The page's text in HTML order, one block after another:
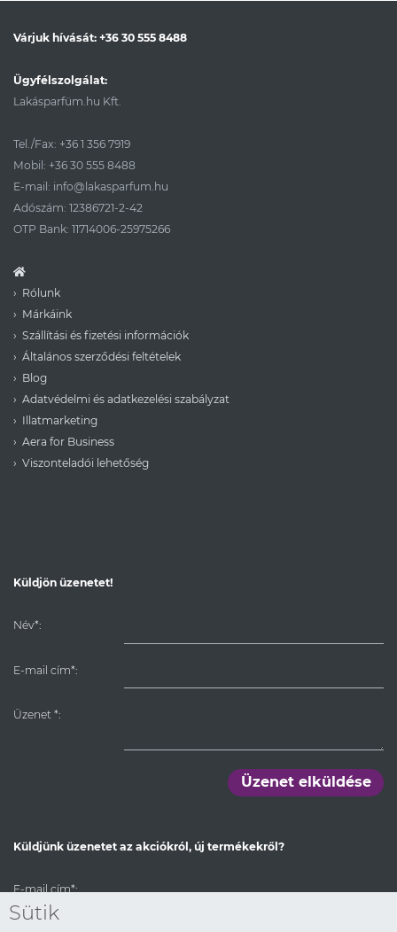
Várjuk hívását: +36 30 555 8488
Ügyfélszolgálat:
Lakásparfüm.hu Kft.
Tel./Fax: +36 1 356 7919
Mobil: +36 30 555 8488
E-mail: info@lakasparfum.hu
Adószám: 12386721-2-42
OTP Bank: 11714006-25975266
Rólunk
Márkáink
Szállítási és fizetési információk
Általános szerződési feltételek
Blog
Adatvédelmi és adatkezelési szabályzat
Illatmarketing
Aera for Business
Viszonteladói lehetőség
Küldjön üzenetet!
Név*:
E-mail cím*:
Üzenet *:
Üzenet elküldése
Küldjünk üzenetet az akciókról, új termékekről?
E-mail cím*:
Sütik